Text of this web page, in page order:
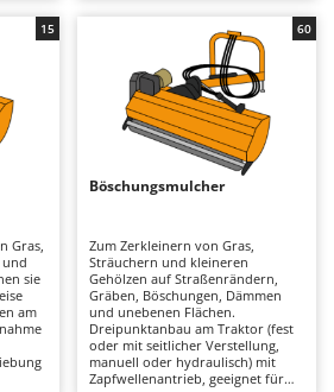
für Traktoren
- Starthilfegeräte
in
und
mit
zwischen den Pflanzenreihen
konzipiert und werden über eine
feste oder seitlich verschiebbare
Dreipunktaufhängung am Traktor
befestigt, manuell oder
hydraulisch, und über eine
Zapfwelle betrieben. Sie eignen
sich ideal für Pflegearbeiten in
Weinbergen, Obstgärten und
Reihenkulturen, sowohl für den
semiprofessionellen als auch für
in der Regel kompatibel mit
Traktoren mit einer Leistung von
etwa 30 bis 70 PS und vor allem
mit einer Hydraulikpumpe mit
einer Mindestförderleistung von
30 l/min. Sie sind in verschiedenen
Ausführungen hinsichtlich
Robustheit und Gewicht erhältlich,
um sich der Traktorleistung und
Gras,
und
sie
am
15
Böschungsmulcher
Zum Zerkleinern von Gras,
Sträuchern und kleineren
Gehölzen auf Straßenrändern,
Gräben, Böschungen, Dämmen
und unebenen Flächen.
Dreipunktanbau am Traktor (fest
oder mit seitlicher Verstellung,
manuell oder hydraulisch) mit
Zapfwellenantrieb, geeignet für
60